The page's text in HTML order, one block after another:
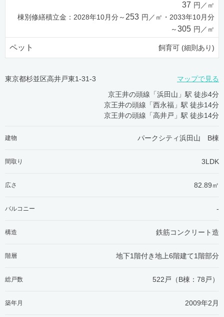
37 円／㎡
棟別修繕積立金：2028年10月分～ 253 円／㎡・2033年10月分
～305 円／㎡
ペット 飼育可 (細則あり)
東京都杉並区高井戸東1-31-3
マップで見る
京王井の頭線「浜田山」駅 徒歩4分
京王井の頭線「西永福」駅 徒歩14分
京王井の頭線「高井戸」駅 徒歩14分
建物 パークシティ浜田山 B棟
間取り 3LDK
広さ 82.89㎡
バルコニー -
構造 鉄筋コンクリート造
階層 地下1階付き地上6階建て1階部分
総戸数 522戸（B棟：78戸）
築年月 2009年2月